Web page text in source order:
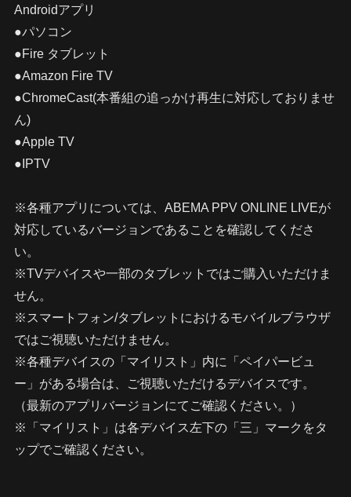
Androidアプリ
●パソコン
●Fire タブレット
●Amazon Fire TV
●ChromeCast(本番組の追っかけ再生に対応しておりませ
ん)
●Apple TV
●IPTV
※各種アプリについては、ABEMA PPV ONLINE LIVEが
対応しているバージョンであることを確認してくださ
い。
※TVデバイスや一部のタブレットではご購入いただけま
せん。
※スマートフォン/タブレットにおけるモバイルブラウザ
ではご視聴いただけません。
※各種デバイスの「マイリスト」内に「ペイパービュ
ー」がある場合は、ご視聴いただけるデバイスです。
（最新のアプリバージョンにてご確認ください。）
※「マイリスト」は各デバイス左下の「三」マークをタ
ップでご確認ください。